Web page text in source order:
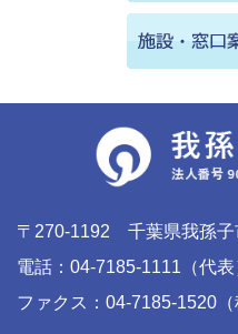
〒270-1192 千葉県我孫子
電話：04-7185-1111（代表
ファクス：04-7185-1520（